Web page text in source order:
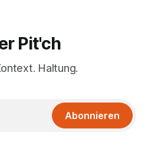
Pit'ch
Haltung.
Abonnieren